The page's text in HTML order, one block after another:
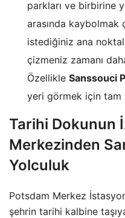
parkları ve birbirine
arasında
istediğiniz ana
çizmeniz zamanı
Özellikle Sanssouci
yeri görmek için tam
Tarihi Dokunun
Merkezinden
Yolculuk
Potsdam Merkez
şehrin tarihi kalbine